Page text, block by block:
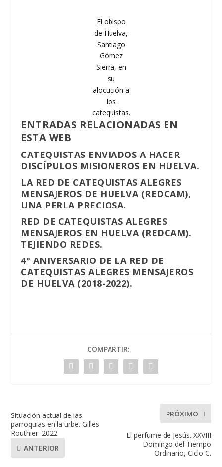
El obispo
de Huelva,
Santiago
Gómez
Sierra, en
su
alocución a
los
catequistas.
ENTRADAS RELACIONADAS EN
ESTA WEB
CATEQUISTAS ENVIADOS A HACER
DISCÍPULOS MISIONEROS EN HUELVA.
LA RED DE CATEQUISTAS ALEGRES
MENSAJEROS DE HUELVA (REDCAM),
UNA PERLA PRECIOSA.
RED DE CATEQUISTAS ALEGRES
MENSAJEROS EN HUELVA (REDCAM).
TEJIENDO REDES.
4º ANIVERSARIO DE LA RED DE
CATEQUISTAS ALEGRES MENSAJEROS
DE HUELVA (2018-2022).
COMPARTIR:
Situación actual de las
parroquias en la urbe. Gilles
Routhier. 2022.
ANTERIOR
PRÓXIMO
El perfume de Jesús. XXVIII
Domingo del Tiempo
Ordinario, Ciclo C.